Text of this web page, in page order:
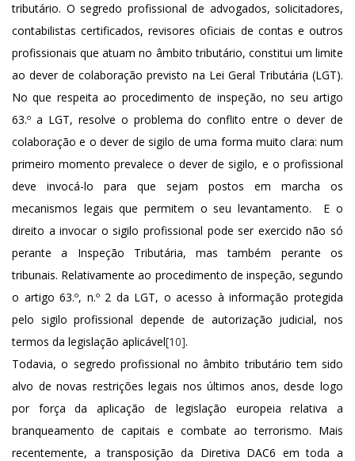
tributário. O segredo profissional de advogados, solicitadores,
contabilistas certificados, revisores oficiais de contas e outros
profissionais que atuam no âmbito tributário, constitui um limite
ao dever de colaboração previsto na Lei Geral Tributária (LGT).
No que respeita ao procedimento de inspeção, no seu artigo
63.º a LGT, resolve o problema do conflito entre o dever de
colaboração e o dever de sigilo de uma forma muito clara: num
primeiro momento prevalece o dever de sigilo, e o profissional
deve invocá-lo para que sejam postos em marcha os
mecanismos legais que permitem o seu levantamento. E o
direito a invocar o sigilo profissional pode ser exercido não só
perante a Inspeção Tributária, mas também perante os
tribunais. Relativamente ao procedimento de inspeção, segundo
o artigo 63.º, n.º 2 da LGT, o acesso à informação protegida
pelo sigilo profissional depende de autorização judicial, nos
termos da legislação aplicável[10].
Todavia, o segredo profissional no âmbito tributário tem sido
alvo de novas restrições legais nos últimos anos, desde logo
por força da aplicação de legislação europeia relativa a
branqueamento de capitais e combate ao terrorismo. Mais
recentemente, a transposição da Diretiva DAC6 em toda a